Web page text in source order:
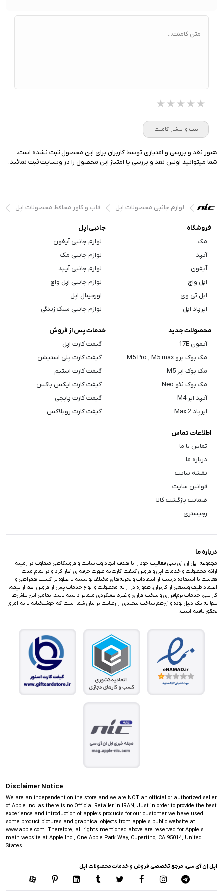
متن کامنت...
★★★★★
★★★★★
★★★★★
ثبت و انتشار کامنت
هنوز نقد و بررسی و امتیازی توسط کاربران برای این محصول ثبت نشده است،
شما میتوانید اولین نقد و بررسی یا امتیاز این محصول را در وبسایت ثبت نمائید.
لوازم جانبی محصولات اپل قاب و کاور محافظ محصولات اپل
فروشگاه
مک
آیپد
آیفون
اپل واچ
اپل تی وی
ایرپاد اپل
جانبی اپل
لوازم جانبی آیفون
لوازم جانبی مک
لوازم جانبی آیپد
لوازم جانبی اپل واچ
اورجینال اپل
لوازم جانبی سبک زندگی
محصولات جدید
آیفون 17E
مک بوک پرو M5 Pro , M5 max
مک بوک ایر M5
مک بوک نئو Neo
آیپد ایر M4
ایرپاد Max 2
خدمات پس از فروش
گیفت کارت اپل
گیفت کارت پلی استیشن
گیفت کارت استیم
گیفت کارت ایکس باکس
گیفت کارت پابجی
گیفت کارت روبلاکس
اطلاعات تماس
تماس با ما
درباره ما
نقشه سایت
قوانین سایت
ضمانت بازگشت کالا
رجیستری
درباره ما
مجموعه اپل اِن آی سی فعالیت خود را با هدف ایجاد وب سایت و فروشگاهی متفاوت در زمینه
ارائه محصولات و خدمات اپل و فروش گیفت کارت به صورت حرفه‌ای آغاز کرد و در تمام مدت
فعالیت با استفاده درست از انتقادات و تجربه‌های مختلف توانسته تا علاوه بر کسب همراهی و
اعتماد طیف وسیعی از کاربران، همواره در ارائه محصولات و انواع خدمات پس از فروش اعم از بیمه،
گارانتی، خدمات نرم‌افزاری و سخت‌افزاری و غیره، عملکردی متمایز داشته باشد. تمامی این تلاش‌ها
تنها به یک دلیل بوده و آن‌هم ساخت لبخندی از رضایت بر لبان شما است که خوشبختانه تا به امروز
تحقق یافته است.
Disclaimer Notice
We are an independent online store and we are NOT an official or authorized seller
of Apple Inc. as there is no Official Retailer in IRAN, Just in order to provide the best
experience and introduction of apple’s products for our customer we have used
some product pictures and graphical objects from apple's public website at
www.apple.com. Therefore, all rights mentioned above are reserved for Apple's
main website at Apple Inc., One Apple Park Way, Cupertino, CA 95014, United
States.
اپل اِن آی سی، مرجع تخصصی فروش و خدمات محصولات اپل